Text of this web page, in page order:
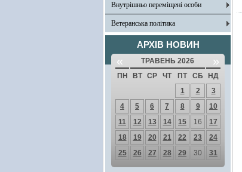
Внутрішньо переміщені особи
Ветеранська політика
АРХІВ НОВИН
« ТРАВЕНЬ 2026 »
ПН ВТ СР ЧТ ПТ СБ
НД
1
2
3
4
5 6 7 8 9
10
11
12 13 14 15 16
17
18
19 20 21 22 23
24
25
26 27 28 29 30 31